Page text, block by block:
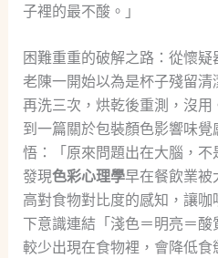
子裡的最不酸。」
困難重重的破解之路：從懷
老陳一開始以為是杯子殘留清
再洗三次，烘乾後重測，沒
到一篇關於包裝顏色影響味
悟：「原來問題出在大腦，不
發現色彩心理學早在餐飲業被
高對食物對比度的感知，讓
下意識連結「淺色＝明亮＝
較少出現在食物裡，會降低食